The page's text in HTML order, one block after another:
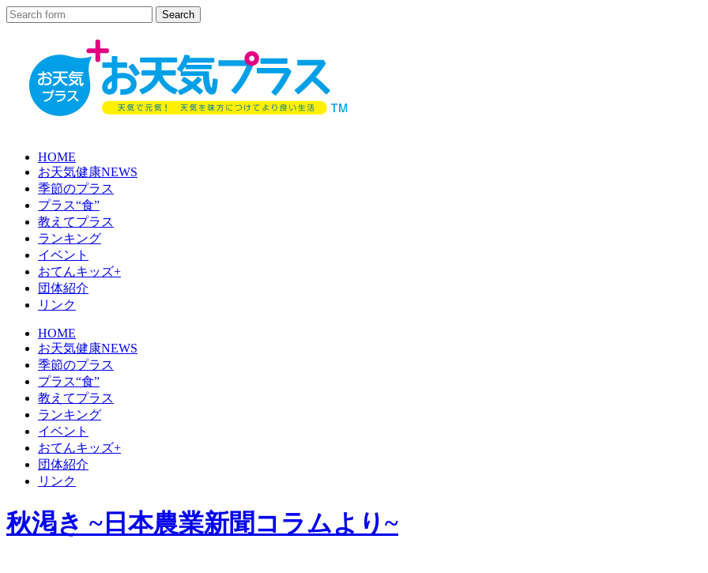
HOME
お天気健康NEWS
季節のプラス
プラス“食”
教えてプラス
ランキング
イベント
おてんキッズ+
団体紹介
リンク
HOME
お天気健康NEWS
季節のプラス
プラス“食”
教えてプラス
ランキング
イベント
おてんキッズ+
団体紹介
リンク
秋渇き ~日本農業新聞コラムより~